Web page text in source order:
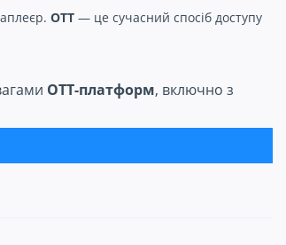
OTT — це сучасний спосіб доступу
OTT-платформ, включно з